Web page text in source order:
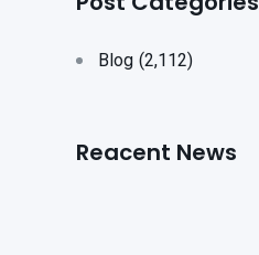
Blog (2,112)
Reacent News